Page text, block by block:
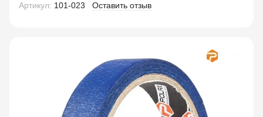
Артикул: 101-023 Оставить отзыв